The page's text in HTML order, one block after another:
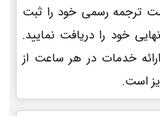
ترجمه رسمی خود را ثبت
خود را دریافت نمایید.
خدمات در هر ساعت از
است.